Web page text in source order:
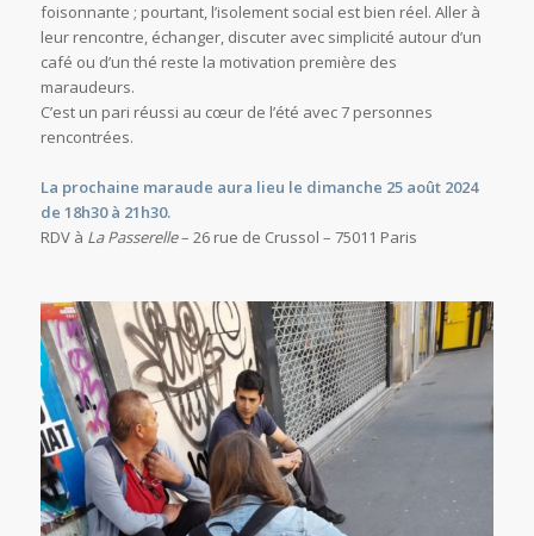
foisonnante ; pourtant, l’isolement social est bien réel. Aller à
leur rencontre, échanger, discuter avec simplicité autour d’un
café ou d’un thé reste la motivation première des
maraudeurs.
C’est un pari réussi au cœur de l’été avec 7 personnes
rencontrées.
La prochaine maraude aura lieu le dimanche 25 août 2024
de 18h30 à 21h30.
RDV à La Passerelle– 26 rue de Crussol – 75011 Paris